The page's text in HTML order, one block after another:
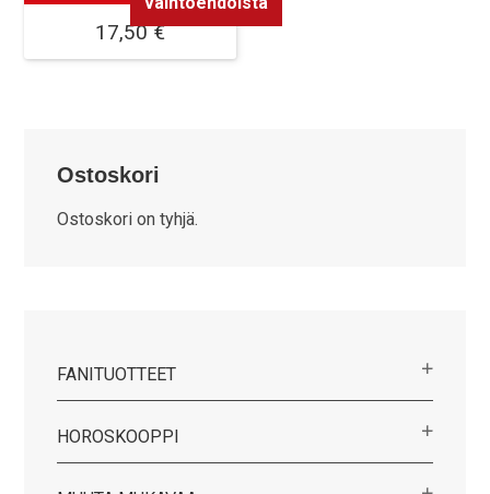
17,50€
muunnelma.
Voit
Ostoskori
Ostoskori on tyhjä.
FANITUOTTEET
HOROSKOOPPI